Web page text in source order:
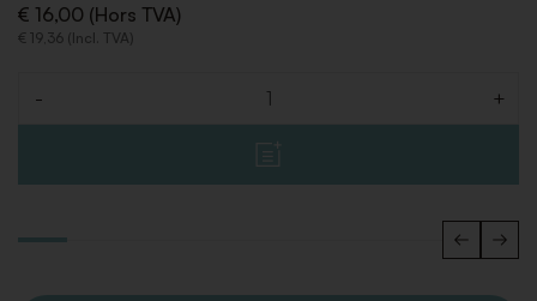
€ 16,00 (Hors TVA)
€ 19,36 (Incl. TVA)
- +